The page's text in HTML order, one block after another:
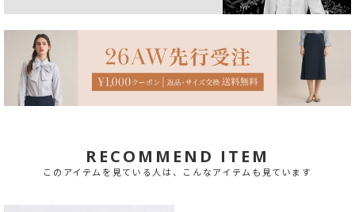
RECOMMEND ITEM
このアイテムを見ている人は、こんなアイテムも見ています